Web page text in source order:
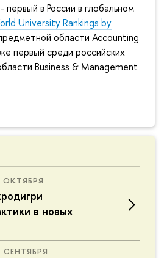
в России в глобальном
University Rankings by
области Accounting
первый среди российских
Business & Management
ОКТЯБРЯ
в новых
СЕНТЯБРЯ